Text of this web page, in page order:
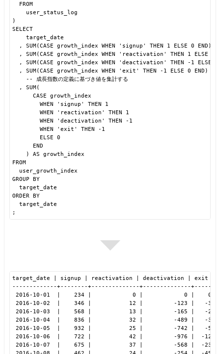
FROM
user_status_log
)
SELECT
target_date
, SUM(CASE growth_index WHEN 'signup' THEN 1 ELSE 0 END)
, SUM(CASE growth_index WHEN 'reactivation' THEN 1 ELSE
, SUM(CASE growth_index WHEN 'deactivation' THEN -1 ELSE
, SUM(CASE growth_index WHEN 'exit' THEN -1 ELSE 0 END)
-- 成長指数の定義に基づき値を集計する
, SUM(
CASE growth_index
WHEN 'signup' THEN 1
WHEN 'reactivation' THEN 1
WHEN 'deactivation' THEN -1
WHEN 'exit' THEN -1
ELSE 0
END
) AS growth_index
FROM
user_growth_index
GROUP BY
target_date
ORDER BY
target_date
;
target_date | signup | reactivation | deactivation | exit |
-------------+--------+--------------+--------------+------
2016-10-01  |    234 |            0 |            0 |    0 |
2016-10-02  |    346 |           12 |         -123 |   -3 |
2016-10-03  |    568 |           13 |         -165 |   -2 |
2016-10-04  |    836 |           32 |         -489 |   -3 |
2016-10-05  |    932 |           25 |         -742 |   -5 |
2016-10-06  |    722 |           42 |         -976 |  -12 |
2016-10-07  |    675 |           37 |         -568 |  -23 |